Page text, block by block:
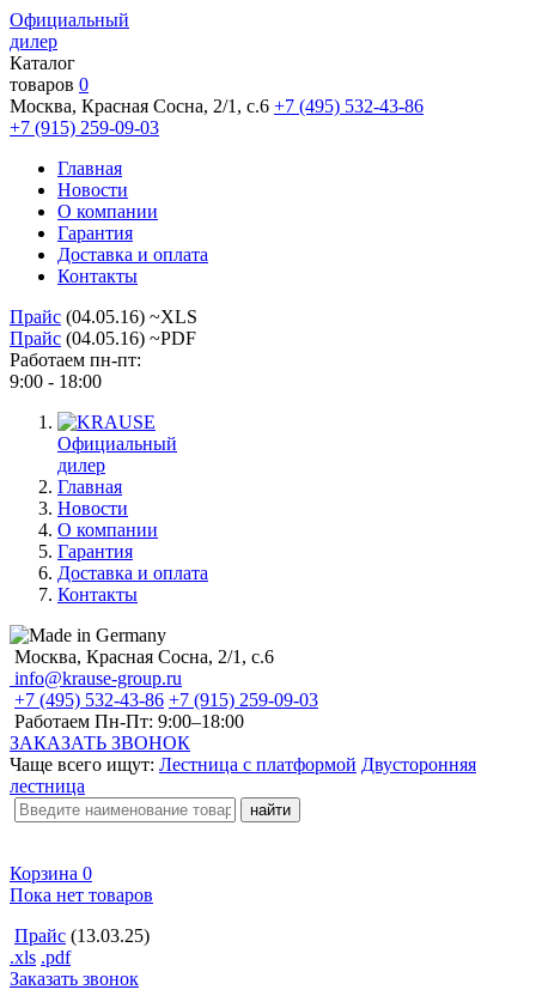
Официальный
дилер
Каталог
товаров 0
Москва, Красная Сосна, 2/1, с.6 +7 (495) 532-43-86
+7 (915) 259-09-03
Главная
Новости
О компании
Гарантия
Доставка и оплата
Контакты
Прайс (04.05.16) ~XLS
Прайс (04.05.16) ~PDF
Работаем пн-пт:
9:00 - 18:00
Официальный
дилер
Главная
Новости
О компании
Гарантия
Доставка и оплата
Контакты
Москва, Красная Сосна, 2/1, с.6
info@krause-group.ru
+7 (495) 532-43-86 +7 (915) 259-09-03
Работаем Пн-Пт: 9:00–18:00
ЗАКАЗАТЬ ЗВОНОК
Чаще всего ищут: Лестница с платформой Двусторонняя
лестница
Корзина 0
Пока нет товаров
Прайс (13.03.25)
.xls .pdf
Заказать звонок